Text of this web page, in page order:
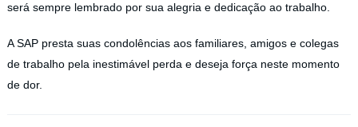
será sempre lembrado por sua alegria e dedicação ao trabalho.
A SAP presta suas condolências aos familiares, amigos e colegas
de trabalho pela inestimável perda e deseja força neste momento
de dor.